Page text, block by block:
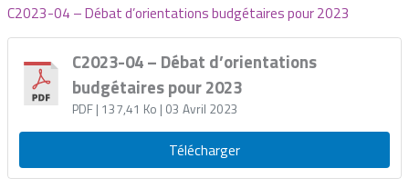
C2023-04 – Débat d’orientations budgétaires pour 2023
C2023-04 – Débat d’orientations
budgétaires pour 2023
PDF| 137,41 Ko | 03 Avril 2023
Télécharger